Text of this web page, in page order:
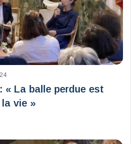
« La balle perdue est
vie »